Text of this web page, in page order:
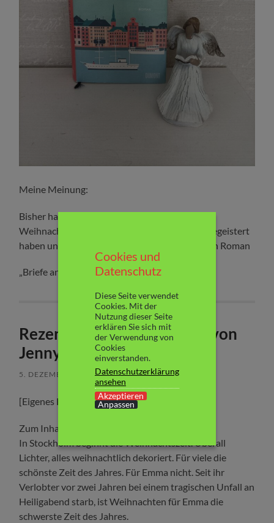
Meine Meinung:
Bisher habe ich von Jenny Fagerlund zwei
Weihnachtsromane gelesen, die mich hellauf begeistert
haben und umso mehr gespannt war ich auf den Roman
„Briefe an Moa“.
Weiterlesen
Rezension: „24 gute Taten“ von
Jenny Fagerlund
5. DEZEMBER 2024 / KEINE KOMMENTARE
[Eigenes Exemplar]
Zum Inhalt:
In Stockholm beginnt die Weihnachtszeit. Überall
Lichter, alles weihnachtlich dekoriert. Für viele die
schönste Zeit des Jahres. Für Emma nicht. Seit ihr
Verlobter vor zwei Jahren bei einem tragischen Unfall an
Heiligabend starb, ist Weihnachten für Emma die
schwerste Zeit des Jahres.
Cookies und
Datenschutz
Diese Seite verwendet
Cookies. Mit der
Nutzung dieser Seite
erklären Sie sich mit
der Verwendung von
Cookies
einverstanden.
Datenschutzerklärung
ansehen
Akzeptieren
Anpassen